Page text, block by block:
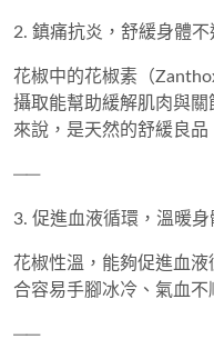
2. 鎮痛抗炎，舒緩身體不
花椒中的花椒素（
攝取能幫助緩解肌肉與
來說，是天然的舒緩良品
──
3. 促進血液循環，溫暖身
花椒性溫，能夠促進血液
合容易手腳冰冷、氣血不
──